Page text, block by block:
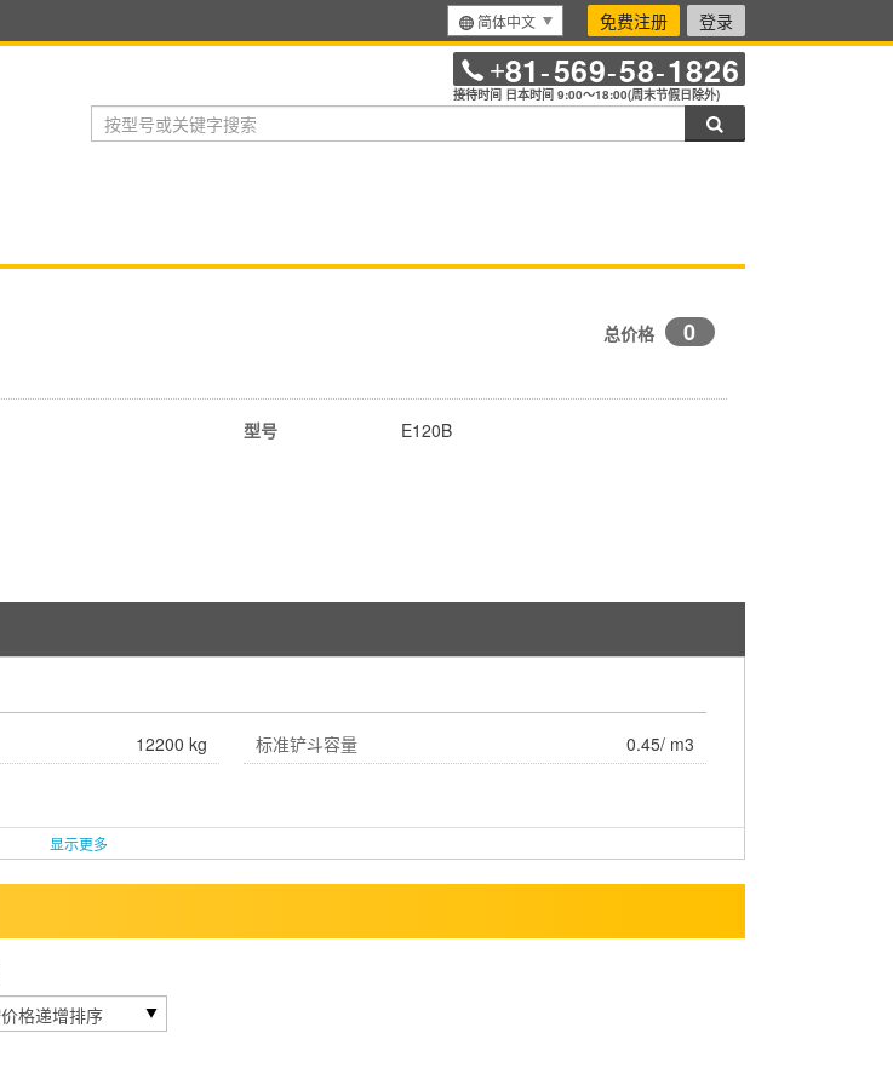
简体中文 免费注册 登录
+81-569-58-1826
接待时间 日本时间 9:00～18:00(周末节假日除外)
总价格 0
型号 E120B
12200 kg 标准铲斗容量 0.45/ m3
显示更多